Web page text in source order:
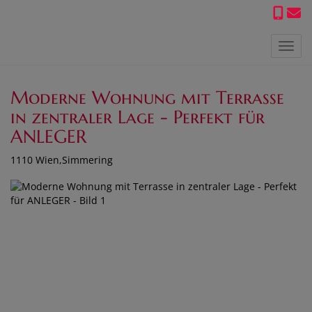
Moderne Wohnung mit Terrasse
in zentraler Lage - Perfekt für
ANLEGER
1110 Wien,Simmering